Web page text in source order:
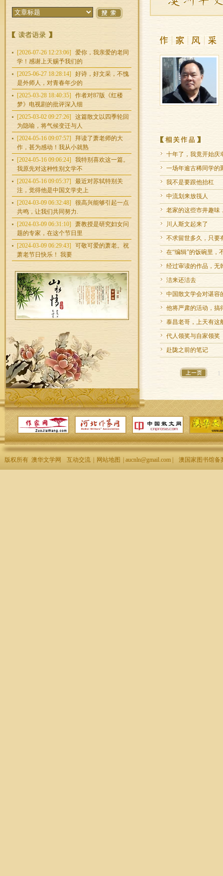
[2026-07-26 12:23:06]
爱你，我亲爱的老同
学！感谢上天赐予我们的
[2025-06-27 18:28:14]
好诗，好文采，不愧
是外师人，对青春年少的
[2025-03-28 18:40:35]
作者对87版《红楼
梦》电视剧的批评深入细
[2025-03-02 09:27:26]
这篇散文以四季轮回
为隐喻，将气候变迁与人
[2024-05-16 09:07:57]
拜读了萧老师的大
作，甚为感动！我从小就熟
[2024-05-16 09:06:24]
我特别喜欢这一篇。
我原先对这种性别文学不
[2024-05-16 09:05:37]
最近对苏轼特别关
注，觉得他是中国文学史上
[2024-03-09 06:32:48]
很高兴能够引起一点
共鸣，让我们共同努力.
[2024-03-09 06:31:10]
萧教授是研究妇女问
题的专家，在这个节日里
[2024-03-09 06:29:43]
可敬可爱的萧老。祝
萧老节日快乐！ 我要
十年了，我竟开始庆
一场年逾古稀同学的
我不是要跟他抬杠
中流划来放筏人
老家的这些市井趣味
川人斯文起来了
不求留世多久，只要
在“编辑”的饭碗里，
经过审读的作品，无
洁来还洁去
中国散文学会对谌容
他将严肃的活动，搞
泰昌老哥，上天有这
代人领奖与自家领奖
赴陇之前的笔记
版权所有 澳华文学网 互动交流 网站地图 | aucnln@gmail.com | 澳国家图书馆备